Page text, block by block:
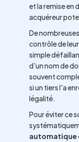
et la remise en
acquéreur
De
contrôle de
simple
d'un nom de
souvent
si un tiers l'a
légalité.
Pour éviter ce
automatique